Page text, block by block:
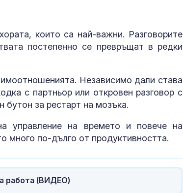
които са най-важни. Разговорите
постепенно се превръщат в редки
Независимо дали става
с партньор или откровен разговор с
бутон за рестарт на мозъка.
управление на времето и повече на
много по-дълго от продуктивността.
работа (ВИДЕО)